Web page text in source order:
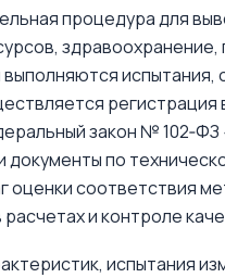
процедура для
закон №
по
соответствия
и контроле
испытания